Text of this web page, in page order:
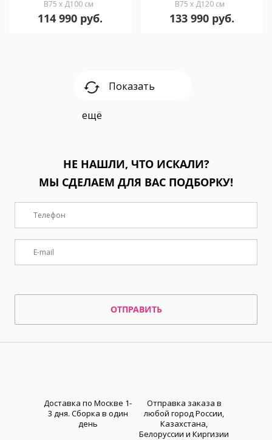
В75 x Д100 см
114 990 руб.
В75 x Д120 см
133 990 руб.
Показать
ещё
НЕ НАШЛИ, ЧТО ИСКАЛИ?
МЫ СДЕЛАЕМ ДЛЯ ВАС ПОДБОРКУ!
ОТПРАВИТЬ
Доставка по Москве 1-
3 дня. Cборка в один
день
Отправка заказа в
любой город России,
Казахстана,
Белоруссии и Киргизии